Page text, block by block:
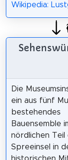
Wikipedia:
Die
ein aus fünf
bestehendes
Bauensemble
nördlichen Teil
Spreeinsel in